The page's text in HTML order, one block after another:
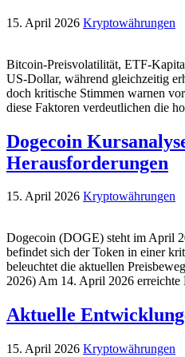
15. April 2026 Kryptowährungen
Bitcoin-Preisvolatilität, ETF-
US-Dollar, während gleichzeitig
doch kritische Stimmen warnen
diese Faktoren verdeutlichen die
Dogecoin
Herausforderungen
15. April 2026 Kryptowährungen
Dogecoin (DOGE) steht im April
befindet sich der Token in einer
beleuchtet die aktuellen
2026) Am 14. April 2026 erreichte
Aktuelle
15. April 2026 Kryptowährungen